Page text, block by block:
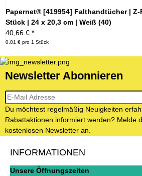
Papernet® [419954] Falthandtücher | Z-
Stück | 24 x 20,3 cm | Weiß (40)
40,66 € *
0,01 € pro 1 Stück
Newsletter Abonnieren
Newsletter-Registrierung
Du möchtest regelmäßig Neuigkeiten
Rabattaktionen informiert werden? Melde
kostenlosen Newsletter an.
INFORMATIONEN
Unsere Öffnungszeiten